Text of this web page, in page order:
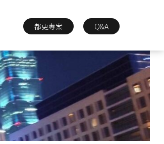
都更專案 Q&A